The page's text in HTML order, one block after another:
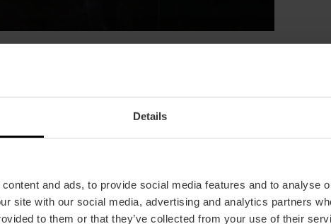
Details
and ads, to provide social media features and to analyse
site with our social media, advertising and analytics partners
to them or that they’ve collected from your use of their
je hebt talloze opties
la Paz tot de ambachtelijke ateliers in het